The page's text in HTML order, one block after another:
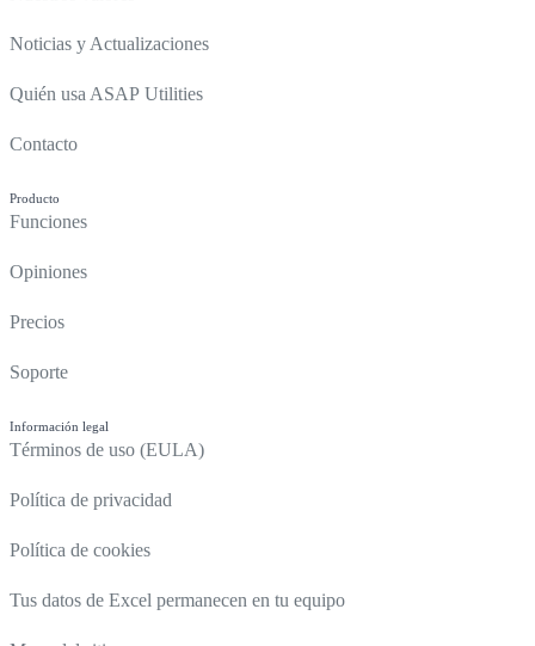
Noticias y Actualizaciones
Quién usa ASAP Utilities
Contacto
Producto
Funciones
Opiniones
Precios
Soporte
Información legal
Términos de uso (EULA)
Política de privacidad
Política de cookies
Tus datos de Excel permanecen en tu equipo